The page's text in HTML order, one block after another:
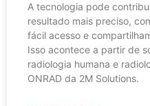
A tecnologia pode
resultado mais preciso,
fácil acesso e
Isso acontece a partir de
radiologia humana e
ONRAD da 2M Solutions.